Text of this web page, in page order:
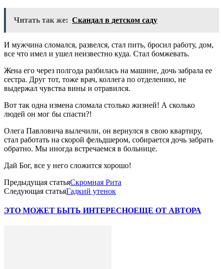
Читать так же: Скандал в детском саду
И мужчина сломался, развелся, стал пить, бросил работу, дом,
все что имел и ушел неизвестно куда. Стал бомжевать.
Жена его через полгода разбилась на машине, дочь забрала ее
сестра. Друг тот, тоже врач, коллега по отделению, не
выдержал чувства вины и отравился.
Вот так одна измена сломала столько жизней! А сколько
людей он мог бы спасти?!
Олега Павловича вылечили, он вернулся в свою квартиру,
стал работать на скорой фельдшером, собирается дочь забрать
обратно. Мы иногда встречаемся в больнице.
Дай Бог, все у него сложится хорошо!
Предыдущая статьяСкромная Рита
Следующая статьяГадкий утенок
ЭТО МОЖЕТ БЫТЬ ИНТЕРЕСНОЕЩЕ ОТ АВТОРА